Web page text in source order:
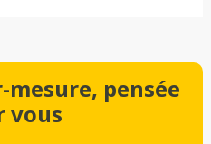
pensée
vous